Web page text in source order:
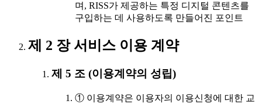
며, RISS가 제공하는 특정 디지털 콘텐츠를
구입하는 데 사용하도록 만들어진 포인트
제 2 장 서비스 이용 계약
제 5 조 (이용계약의 성립)
① 이용계약은 이용자의 이용신청에 대한 교